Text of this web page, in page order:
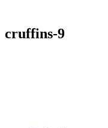
cruffins-9